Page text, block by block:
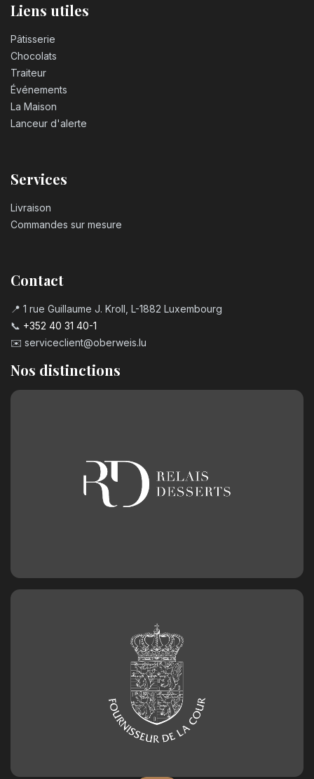
Liens utiles
Pâtisserie
Chocolats
Traiteur
Événements
La Maison
Lanceur d'alerte
Services
Livraison
Commandes sur mesure
Contact
📍 1 rue Guillaume J. Kroll, L-1882 Luxembourg
📞 +352 40 31 40-1
✉️ serviceclient@oberweis.lu
Nos distinctions